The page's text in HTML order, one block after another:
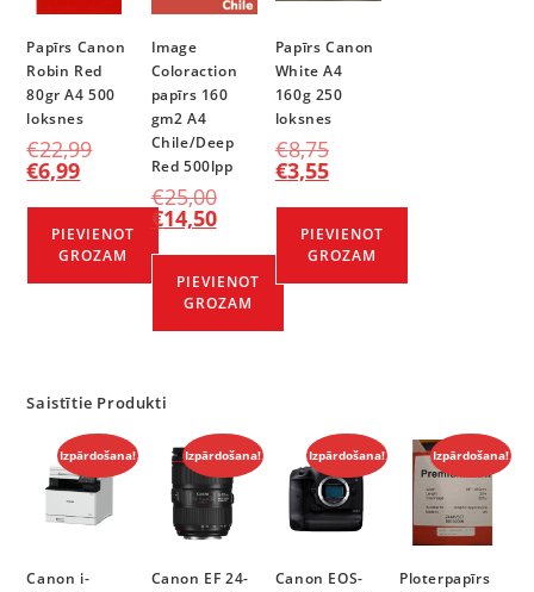
Papīrs Canon
Robin Red
80gr A4 500
loksnes
€22,99
€6,99
PIEVIENOT
GROZAM
Image
Coloraction
papīrs 160
gm2 A4
Chile/Deep
Red 500lpp
€25,00
€14,50
PIEVIENOT
GROZAM
Papīrs Canon
White A4
160g 250
loksnes
€8,75
€3,55
PIEVIENOT
GROZAM
Saistītie Produkti
Izpārdošana!
Canon i-
Izpārdošana!
Canon EF 24-
Izpārdošana!
Canon EOS-
Izpārdošana!
Ploterpapīrs